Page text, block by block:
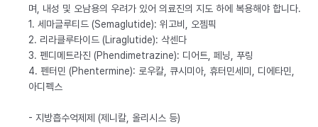
며, 내성 및 오남용의 우려가 있어 의료진의 지도 하에 복용해야 합니다.
1. 세마글루티드 (Semaglutide): 위고비, 오젬픽
2. 리라클루타이드 (Liraglutide): 삭센다
3. 펜디메트라진 (Phendimetrazine): 디어트, 페닝, 푸링
4. 펜터민 (Phentermine): 로우칼, 큐시미아, 휴터민세미, 디에타민,
아디펙스
- 지방흡수억제제 (제니칼, 올리시스 등)